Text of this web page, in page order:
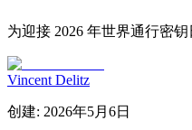
为迎接 2026 年世界通行密
Vincent Delitz
创建: 2026年5月6日